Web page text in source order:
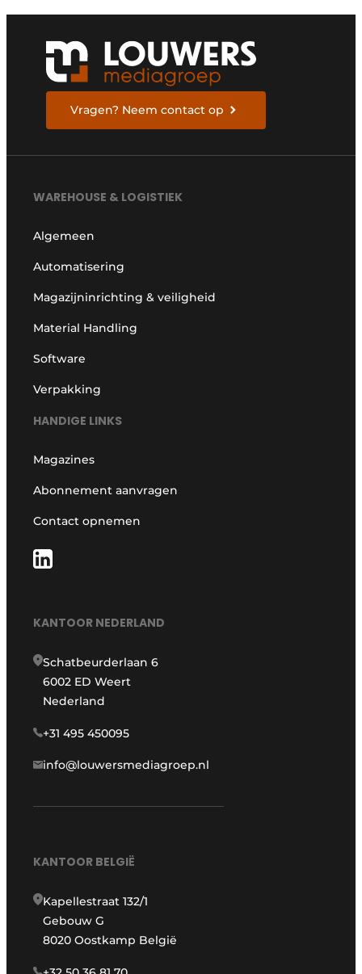
Vragen? Neem contact op
WAREHOUSE & LOGISTIEK
Algemeen
Automatisering
Magazijninrichting & veiligheid
Material Handling
Software
Verpakking
HANDIGE LINKS
Magazines
Abonnement aanvragen
Contact opnemen
KANTOOR NEDERLAND
Schatbeurderlaan 6
6002 ED Weert
Nederland
+31 495 450095
info@louwersmediagroep.nl
KANTOOR BELGIË
Kapellestraat 132/1
Gebouw G
8020 Oostkamp België